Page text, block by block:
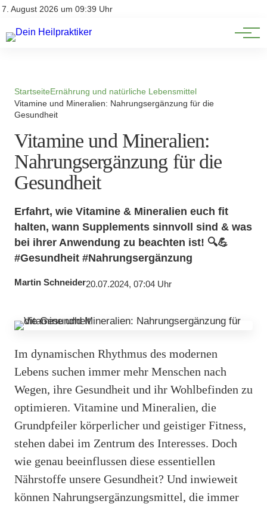
7. August 2026 um 09:39 Uhr
Impressum
Natürliche Medizin
Heilpflanzen & Kräuterkunde
StartseiteErnährung und natürliche Lebensmittel
Vitamine und Mineralien: Nahrungsergänzung für die
Gesundheit
Vitamine und Mineralien:
Nahrungsergänzung für die
Gesundheit
Erfahrt, wie Vitamine & Mineralien euch fit
halten, wann Supplements sinnvoll sind & was
bei ihrer Anwendung zu beachten ist! 🔍💪
#Gesundheit #Nahrungsergänzung
Martin Schneider20.07.2024, 07:04 Uhr
Im dynamischen Rhythmus des modernen
Lebens suchen immer mehr Menschen nach
Wegen, ihre Gesundheit und ihr Wohlbefinden zu
optimieren. Vitamine und Mineralien, die
Grundpfeiler körperlicher und geistiger Fitness,
stehen dabei im Zentrum des Interesses. Doch
wie genau beeinflussen diese essentiellen
Nährstoffe unsere Gesundheit? Und inwieweit
können Nahrungsergänzungsmittel, die immer